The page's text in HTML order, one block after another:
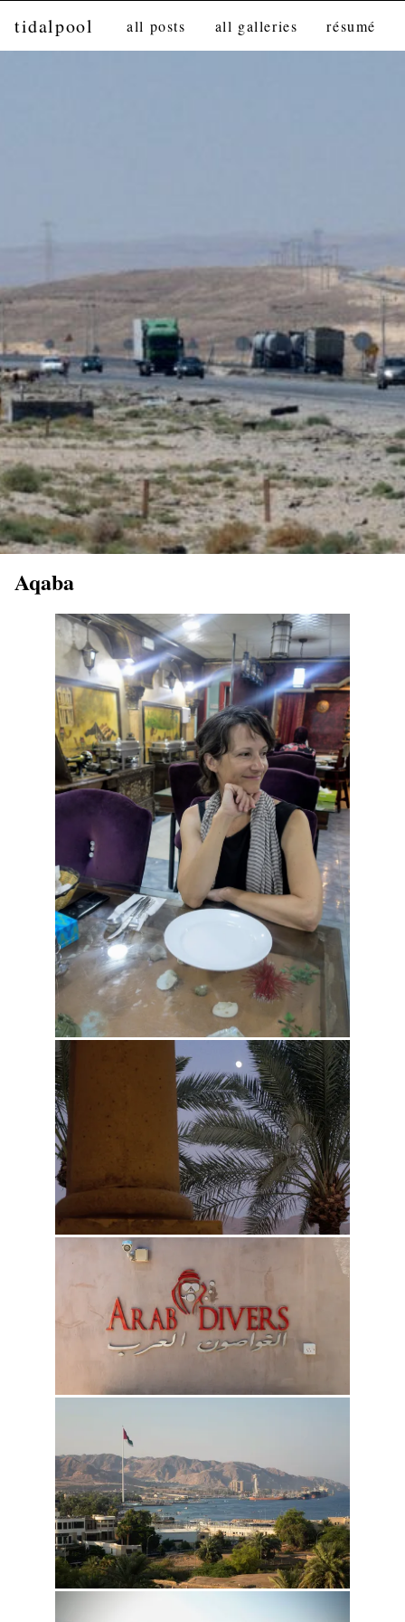
tidalpool all posts all galleries résumé
Aqaba